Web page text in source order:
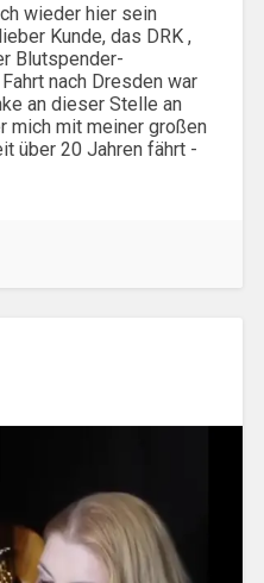
wieder hier sein
Kunde, das DRK ,
Blutspender-
nach Dresden war
an dieser Stelle an
mich mit meiner großen
über 20 Jahren fährt -